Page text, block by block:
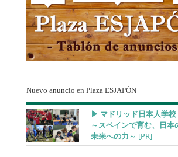
Nuevo anuncio en Plaza ESJAPÓN
▶︎ マドリッド日本人学校
～スペインで育む、日本
未来への力～ [PR]